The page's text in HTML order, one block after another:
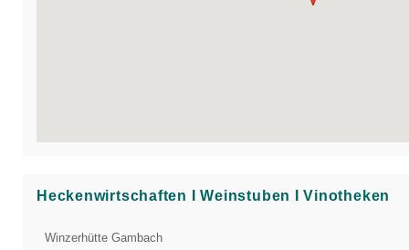
Heckenwirtschaften Ι Weinstuben Ι Vinotheken
Winzerhütte Gambach